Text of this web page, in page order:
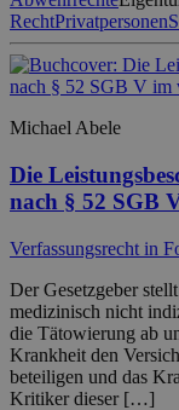
RechtPrivatpersonen
Michael Abele
Die
nach § 52 SGB
Verfassungsrecht in
Der Gesetzgeber
medizinisch nicht
die Tätowierung ab
Krankheit den
beteiligen und das
Kritiker dieser […]